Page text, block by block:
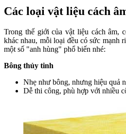
Các loại vật liệu cách
Trong thế giới của vật liệu cách âm,
khác nhau, mỗi loại đều có sức mạnh
một số "anh hùng" phổ biến nhé:
Bông thủy tinh
Nhẹ như bông, nhưng hiệu quả
Dễ thi công, phù hợp với nhiều